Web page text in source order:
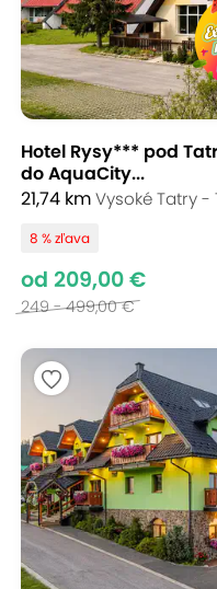
Hotel Rysy*** pod
do AquaCity...
21,74 kmVysoké Tatry -
8 % zľava
od 209,00 €
249 - 499,00 €